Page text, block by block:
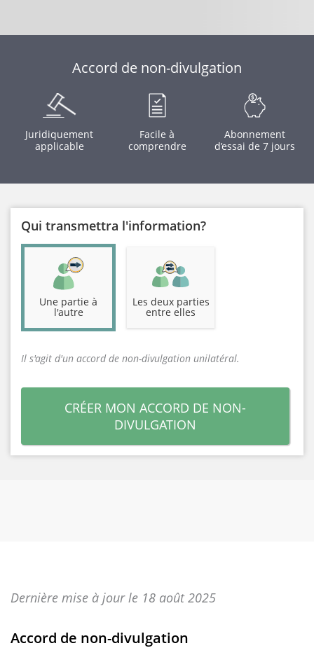
Accord de non-divulgation
Juridiquement
applicable
Facile à
comprendre
Abonnement
d’essai de 7 jours
Qui transmettra l'information?
Une partie à
l'autre
Les deux parties
entre elles
Il s'agit d'un accord de non-divulgation unilatéral.
CRÉER MON ACCORD DE NON-
DIVULGATION
Dernière mise à jour le 18 août 2025
Accord de non-divulgation